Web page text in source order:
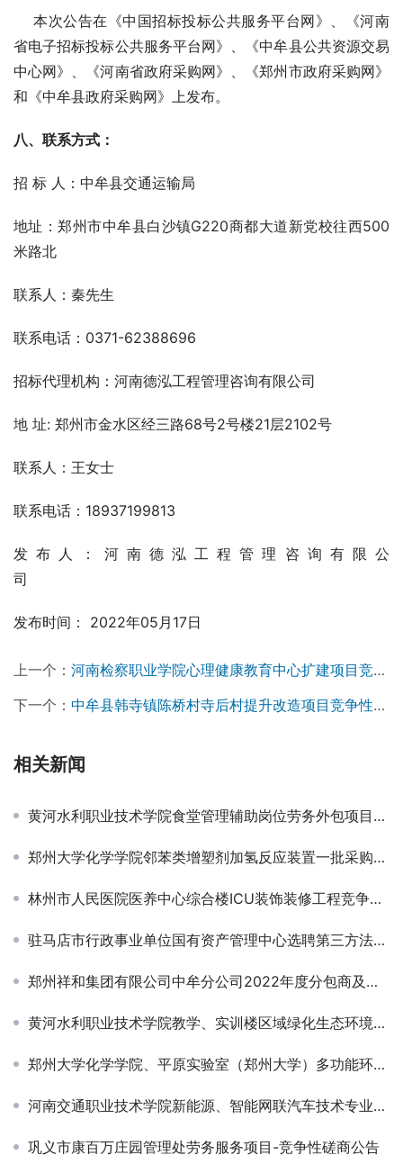
本次公告在《中国招标投标公共服务平台网》、《河南
省电子招标投标公共服务平台网》、《中牟县公共资源交易
中心网》、《河南省政府采购网》、《郑州市政府采购网》
和《中牟县政府采购网》上发布。
八、联系方式：
招 标 人：中牟县交通运输局
地址：郑州市中牟县白沙镇G220商都大道新党校往西500
米路北
联系人：秦先生
联系电话：0371-62388696
招标代理机构：河南德泓工程管理咨询有限公司
地 址: 郑州市金水区经三路68号2号楼21层2102号
联系人：王女士
联系电话：18937199813
发布人：河南德泓工程管理咨询有限公
司
发布时间： 2022年05月17日
上一个： 河南检察职业学院心理健康教育中心扩建项目竞争性磋商公告
下一个： 中牟县韩寺镇陈桥村寺后村提升改造项目竞争性谈判公告
相关新闻
黄河水利职业技术学院食堂管理辅助岗位劳务外包项目竞争性磋商公告￼
郑州大学化学学院邻苯类增塑剂加氢反应装置一批采购项目-询价公告￼
林州市人民医院医养中心综合楼ICU装饰装修工程竞争性磋商公告￼
驻马店市行政事业单位国有资产管理中心选聘第三方法律服务机构 竞争性谈判公告
郑州祥和集团有限公司中牟分公司2022年度分包商及工程机械设备租赁服务框架入围项目招标公告
黄河水利职业技术学院教学、实训楼区域绿化生态环境提升改造项目—教学实训区域绿化养护管理竞争性磋商公告￼
郑州大学化学学院、平原实验室（郑州大学）多功能环境力学测试系统采购项目-公开招标公告
河南交通职业技术学院新能源、智能网联汽车技术专业实验实训、1+X考核培训及国赛备赛设备采购项目-竞争性磋商公告￼
巩义市康百万庄园管理处劳务服务项目-竞争性磋商公告